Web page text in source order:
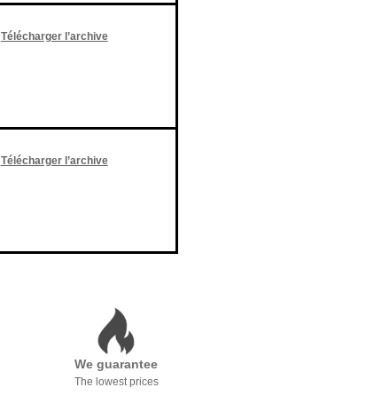
Télécharger l’archive
Télécharger l’archive
We guarantee
The lowest prices